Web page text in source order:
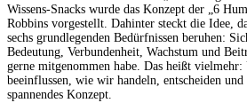
Wissens-Snacks wurde das Konzept der „6
Robbins vorgestellt. Dahinter steckt die Idee,
sechs grundlegenden Bedürfnissen beruhen:
Bedeutung, Verbundenheit, Wachstum und
gerne mitgenommen habe. Das heißt vielmehr:
beeinflussen, wie wir handeln, entscheiden
spannendes Konzept.